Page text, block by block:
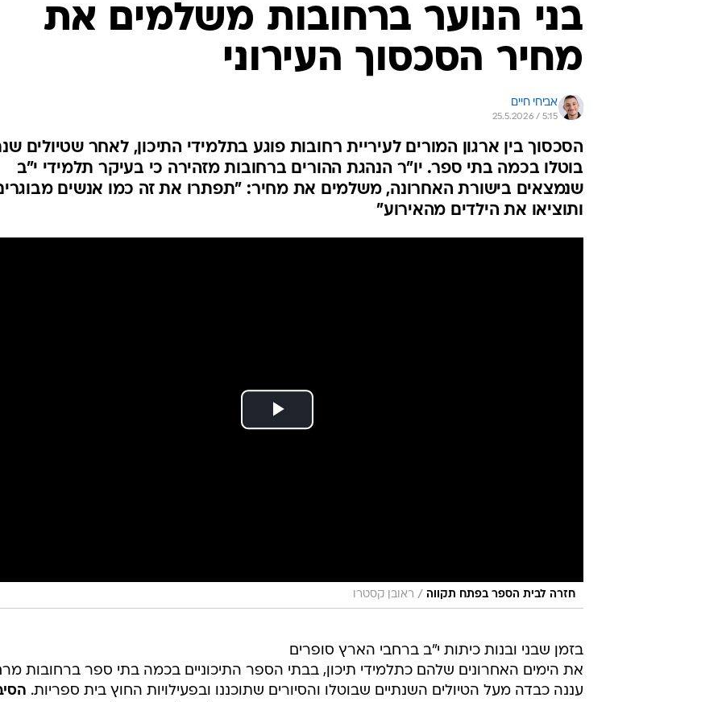
בני הנוער ברחובות משלמים את
מחיר הסכסוך העירוני
אביחי חיים
25.5.2026 / 5:15
הסכסוך בין ארגון המורים לעיריית רחובות פוגע בתלמידי התיכון, לאחר שטיולים
בוטלו בכמה בתי ספר. יו"ר הנהגת ההורים ברחובות מזהירה כי בעיקר תלמידי י"ב
שנמצאים בישורת האחרונה, משלמים את מחיר: "תפתרו את זה כמו אנשים
ותוציאו את הילדים מהאירוע"
חזרה לבית הספר בפתח תקווה / ראובן קסטרו
בזמן שבני ובנות כיתות י"ב ברחבי הארץ סופרים
את הימים האחרונים שלהם כתלמידי תיכון, בבתי הספר התיכוניים בכמה בתי ספר ברחובות
עננה כבדה מעל הטיולים השנתיים שבוטלו והסיורים שתוכננו ובפעילויות החוץ בית ספריות.